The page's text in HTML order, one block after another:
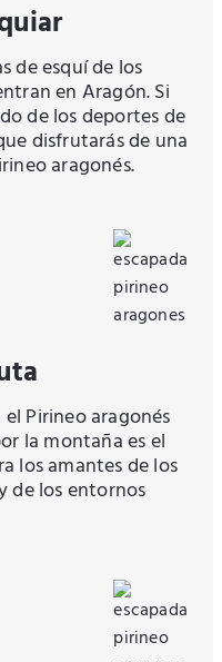
de esquí de los
en Aragón. Si
de los deportes de
disfrutarás de una
aragonés.
Pirineo aragonés
la montaña es el
los amantes de los
de los entornos